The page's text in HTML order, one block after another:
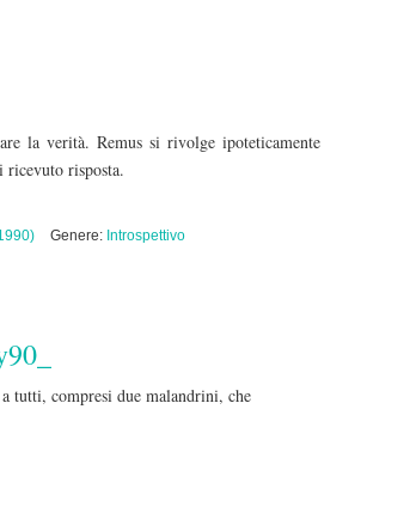
la verità. Remus si rivolge ipoteticamente
ricevuto risposta.
Genere: Introspettivo
tutti, compresi due malandrini, che